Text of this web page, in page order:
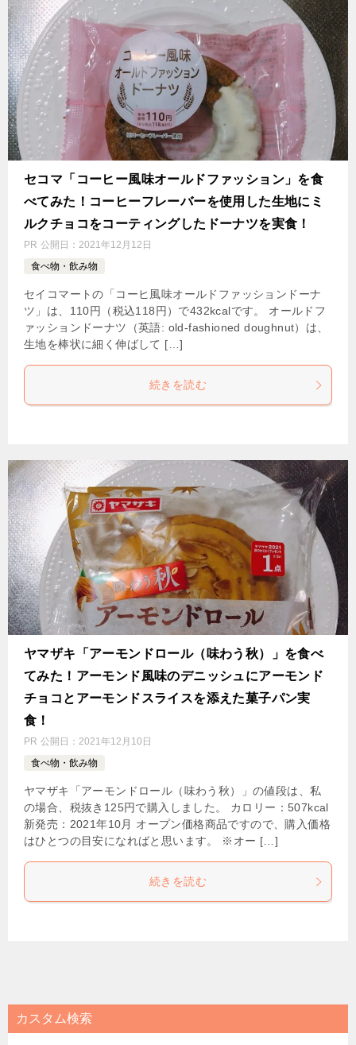
セコマ「コーヒー風味オールドファッション」を食
べてみた！コーヒーフレーバーを使用した生地にミ
ルクチョコをコーティングしたドーナツを実食！
PR 公開日：2021年12月12日
食べ物・飲み物
セイコマートの「コーヒ風味オールドファッションドーナ
ツ」は、110円（税込118円）で432kcalです。 オールドフ
ァッションドーナツ（英語: old-fashioned doughnut）は、
生地を棒状に細く伸ばして […]
続きを読む
ヤマザキ「アーモンドロール（味わう秋）」を食べ
てみた！アーモンド風味のデニッシュにアーモンド
チョコとアーモンドスライスを添えた菓子パン実
食！
PR 公開日：2021年12月10日
食べ物・飲み物
ヤマザキ「アーモンドロール（味わう秋）」の値段は、私
の場合、税抜き125円で購入しました。 カロリー：507kcal
新発売：2021年10月 オープン価格商品ですので、購入価格
はひとつの目安になればと思います。 ※オー […]
続きを読む
カスタム検索